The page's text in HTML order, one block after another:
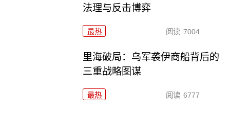
法理与反击博弈
最热 阅读 7004
里海破局：乌军袭伊商船背后的
三重战略图谋
最热 阅读 6777